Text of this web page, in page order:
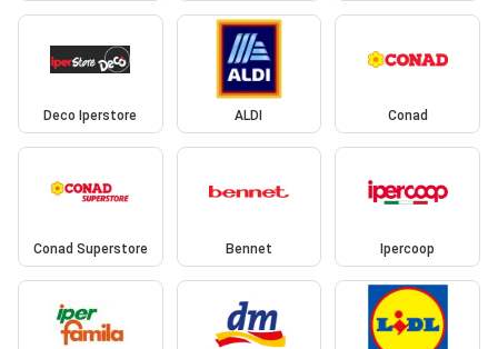
Deco Iperstore ALDI Conad
Conad Superstore Bennet Ipercoop